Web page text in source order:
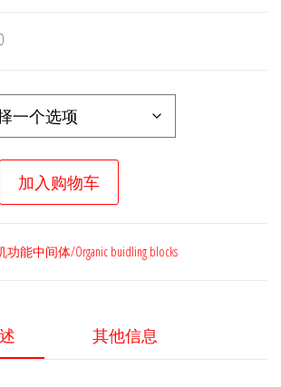
加入购物车
功能中间体/Organic buidling blocks
其他信息